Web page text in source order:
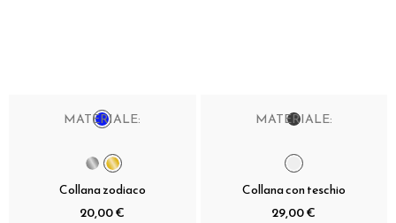
MATERIALE:
Collana zodiaco
20,00 €
MATERIALE:
Collana con teschio
29,00 €